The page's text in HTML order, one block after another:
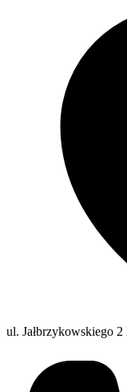
ul. Jałbrzykowskiego 2